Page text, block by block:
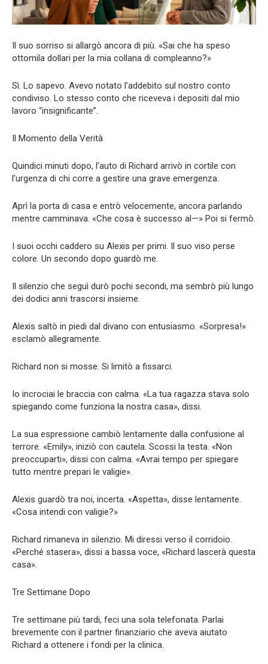
Il suo sorriso si allargò ancora di più. «Sai che ha speso
ottomila dollari per la mia collana di compleanno?»
Sì. Lo sapevo. Avevo notato l’addebito sul nostro conto
condiviso. Lo stesso conto che riceveva i depositi dal mio
lavoro “insignificante”.
Il Momento della Verità
Quindici minuti dopo, l’auto di Richard arrivò in cortile con
l’urgenza di chi corre a gestire una grave emergenza.
Aprì la porta di casa e entrò velocemente, ancora parlando
mentre camminava. «Che cosa è successo al—» Poi si fermò.
I suoi occhi caddero su Alexis per primi. Il suo viso perse
colore. Un secondo dopo guardò me.
Il silenzio che seguì durò pochi secondi, ma sembrò più lungo
dei dodici anni trascorsi insieme.
Alexis saltò in piedi dal divano con entusiasmo. «Sorpresa!»
esclamò allegramente.
Richard non si mosse. Si limitò a fissarci.
Io incrociai le braccia con calma. «La tua ragazza stava solo
spiegando come funziona la nostra casa», dissi.
La sua espressione cambiò lentamente dalla confusione al
terrore. «Emily», iniziò con cautela. Scossi la testa. «Non
preoccuparti», dissi con calma. «Avrai tempo per spiegare
tutto mentre prepari le valigie».
Alexis guardò tra noi, incerta. «Aspetta», disse lentamente.
«Cosa intendi con valigie?»
Richard rimaneva in silenzio. Mi diressi verso il corridoio.
«Perché stasera», dissi a bassa voce, «Richard lascerà questa
casa».
Tre Settimane Dopo
Tre settimane più tardi, feci una sola telefonata. Parlai
brevemente con il partner finanziario che aveva aiutato
Richard a ottenere i fondi per la clinica.